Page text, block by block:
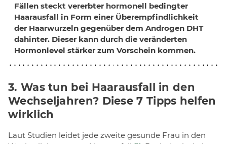
Fällen steckt vererbter hormonell bedingter
Haarausfall in Form einer Überempfindlichkeit
der Haarwurzeln gegenüber dem Androgen DHT
dahinter. Dieser kann durch die veränderten
Hormonlevel stärker zum Vorschein kommen.
3. Was tun bei Haarausfall in den
Wechseljahren? Diese 7 Tipps helfen
wirklich
Laut Studien leidet jede zweite gesunde Frau in den